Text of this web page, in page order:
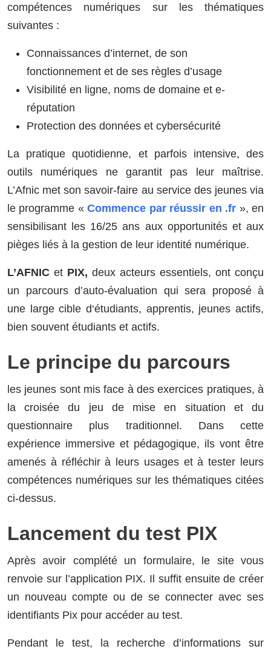
compétences numériques sur les thématiques
suivantes :
Connaissances d’internet, de son
fonctionnement et de ses règles d’usage
Visibilité en ligne, noms de domaine et e-
réputation
Protection des données et cybersécurité
La pratique quotidienne, et parfois intensive, des
outils numériques ne garantit pas leur maîtrise.
L’Afnic met son savoir-faire au service des jeunes via
le programme «Commence par réussir en .fr », en
sensibilisant les 16/25 ans aux opportunités et aux
pièges liés à la gestion de leur identité numérique.
L’AFNIC et PIX, deux acteurs essentiels, ont conçu
un parcours d’auto-évaluation qui sera proposé à
une large cible d‘étudiants, apprentis, jeunes actifs,
bien souvent étudiants et actifs.
Le principe du parcours
les jeunes sont mis face à des exercices pratiques, à
la croisée du jeu de mise en situation et du
questionnaire plus traditionnel. Dans cette
expérience immersive et pédagogique, ils vont être
amenés à réfléchir à leurs usages et à tester leurs
compétences numériques sur les thématiques citées
ci-dessus.
Lancement du test PIX
Après avoir complété un formulaire, le site vous
renvoie sur l’application PIX. Il suffit ensuite de créer
un nouveau compte ou de se connecter avec ses
identifiants Pix pour accéder au test.
Pendant le test, la recherche d’informations sur